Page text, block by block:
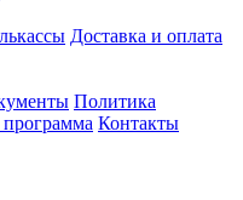
Доставка и оплата
Политика
Контакты